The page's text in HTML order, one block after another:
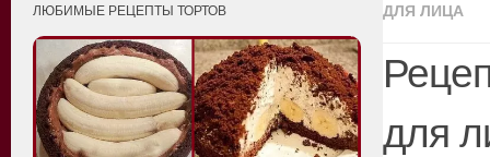
ДЛЯ ЛИЦА
для
ЛЮБИМЫЕ РЕЦЕПТЫ ТОРТОВ